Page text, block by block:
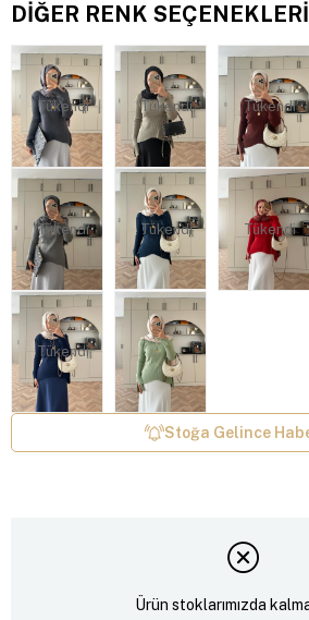
DIĞER RENK SEÇENEKLERI
Tükendi Tükendi Tükendi
Tükendi Tükendi Tükendi
Tükendi
Stoğa Gelince
Ürün stoklarımızda